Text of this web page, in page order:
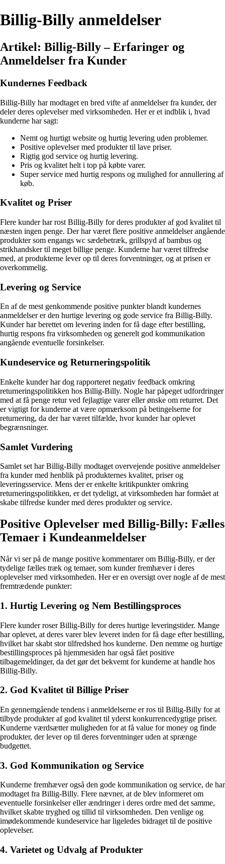
Billig-Billy anmeldelser
Artikel: Billig-Billy – Erfaringer og
Anmeldelser fra Kunder
Kundernes Feedback
Billig-Billy har modtaget en bred vifte af anmeldelser fra kunder, der
deler deres oplevelser med virksomheden. Her er et indblik i, hvad
kunderne har sagt:
Nemt og hurtigt website og hurtig levering uden problemer.
Positive oplevelser med produkter til lave priser.
Rigtig god service og hurtig levering.
Pris og kvalitet helt i top på købte varer.
Super service med hurtig respons og mulighed for annullering af
køb.
Kvalitet og Priser
Flere kunder har rost Billig-Billy for deres produkter af god kvalitet til
næsten ingen penge. Der har været flere positive anmeldelser angående
produkter som engangs wc sædebetræk, grillspyd af bambus og
strikhandsker til meget billige penge. Kunderne har været tilfredse
med, at produkterne lever op til deres forventninger, og at prisen er
overkommelig.
Levering og Service
En af de mest genkommende positive punkter blandt kundernes
anmeldelser er den hurtige levering og gode service fra Billig-Billy.
Kunder har berettet om levering inden for få dage efter bestilling,
hurtig respons fra virksomheden og generelt god kommunikation
angående eventuelle forsinkelser.
Kundeservice og Returneringspolitik
Enkelte kunder har dog rapporteret negativ feedback omkring
returneringspolitikken hos Billig-Billy. Nogle har påpeget udfordringer
med at få penge retur ved fejlagtige varer eller ønske om returret. Det
er vigtigt for kunderne at være opmærksom på betingelserne for
returnering, da der har været tilfælde, hvor kunder har oplevet
begrænsninger.
Samlet Vurdering
Samlet set har Billig-Billy modtaget overvejende positive anmeldelser
fra kunder med henblik på produkternes kvalitet, priser og
leveringsservice. Mens der er enkelte kritikpunkter omkring
returneringspolitikken, er det tydeligt, at virksomheden har formået at
skabe tilfredse kunder med deres produkter og service.
Positive Oplevelser med Billig-Billy: Fælles
Temaer i Kundeanmeldelser
Når vi ser på de mange positive kommentarer om Billig-Billy, er der
tydelige fælles træk og temaer, som kunder fremhæver i deres
oplevelser med virksomheden. Her er en oversigt over nogle af de mest
fremtrædende punkter:
1. Hurtig Levering og Nem Bestillingsproces
Flere kunder roser Billig-Billy for deres hurtige leveringstider. Mange
har oplevet, at deres varer blev leveret inden for få dage efter bestilling,
hvilket har skabt stor tilfredshed hos kunderne. Den nemme og hurtige
bestillingsproces på hjemmesiden har også fået positive
tilbagemeldinger, da det gør det bekvemt for kunderne at handle hos
Billig-Billy.
2. God Kvalitet til Billige Priser
En gennemgående tendens i anmeldelserne er ros til Billig-Billy for at
tilbyde produkter af god kvalitet til yderst konkurrencedygtige priser.
Kunderne værdsætter muligheden for at få value for money og finde
produkter, der lever op til deres forventninger uden at sprænge
budgettet.
3. God Kommunikation og Service
Kunderne fremhæver også den gode kommunikation og service, de har
modtaget fra Billig-Billy. Flere nævner, at de blev informeret om
eventuelle forsinkelser eller ændringer i deres ordre med det samme,
hvilket skabte tryghed og tillid til virksomheden. Den venlige og
imødekommende kundeservice har ligeledes bidraget til de positive
oplevelser.
4. Varietet og Udvalg af Produkter